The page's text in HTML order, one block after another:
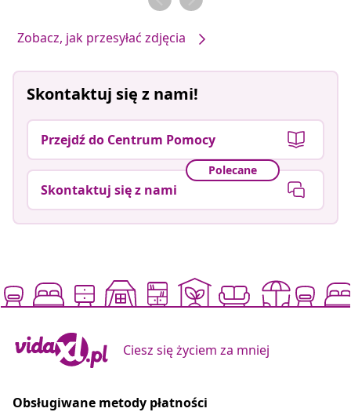
Zobacz, jak przesyłać zdjęcia
Skontaktuj się z nami!
Przejdź do Centrum Pomocy
Polecane
Skontaktuj się z nami
Ciesz się życiem za mniej
Obsługiwane metody płatności